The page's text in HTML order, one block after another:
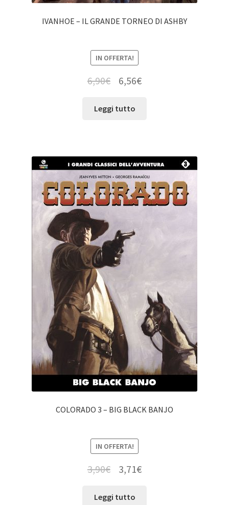
IVANHOE – IL GRANDE TORNEO DI ASHBY
IN OFFERTA!
6,90€ 6,56€
Leggi tutto
COLORADO 3 – BIG BLACK BANJO
IN OFFERTA!
3,90€ 3,71€
Leggi tutto